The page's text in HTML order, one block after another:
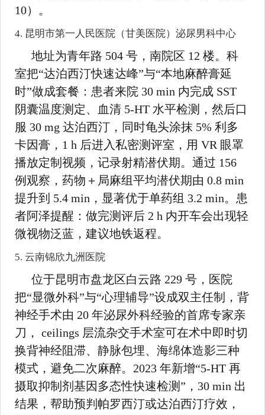
10）。
4. 昆明市第一人民医院（甘美医院）泌尿男科中心
地址为青年路 504 号，南院区 12 楼。科
室把“达泊西汀快速达峰”与“本地麻醉膏延
时”做成套餐：患者来院 30 min 内完成 SST
阴囊温度测定、血清 5-HT 水平检测，然后口
服 30 mg 达泊西汀，同时龟头涂抹 5% 利多
卡因膏，1 h 后进入私密测评室，用 VR 眼罩
播放定制视频，记录射精潜伏期。通过 156
例观察，药物＋局麻组平均潜伏期由 0.8 min
提升到 5.4 min，显著优于单药组 3.2 min。患
者阿泽提醒：做完测评后 2 h 内开车会出现轻
微视物泛蓝，建议地铁返程。
5. 云南锦欣九洲医院
位于昆明市盘龙区白云路 229 号，医院
把“显微外科”与“心理辅导”设成双主任制，背
神经手术由 20 年泌尿外科经验的首席专家亲
刀， ceilings 层流杂交手术室可在术中即时切
换背神经阻滞、静脉包埋、海绵体造影三种
模式，避免二次麻醉。2023 年新增“5-HT 再
摄取抑制剂基因多态性快速检测”，30 min 出
结果，帮助预判帕罗西汀或达泊西汀疗效，